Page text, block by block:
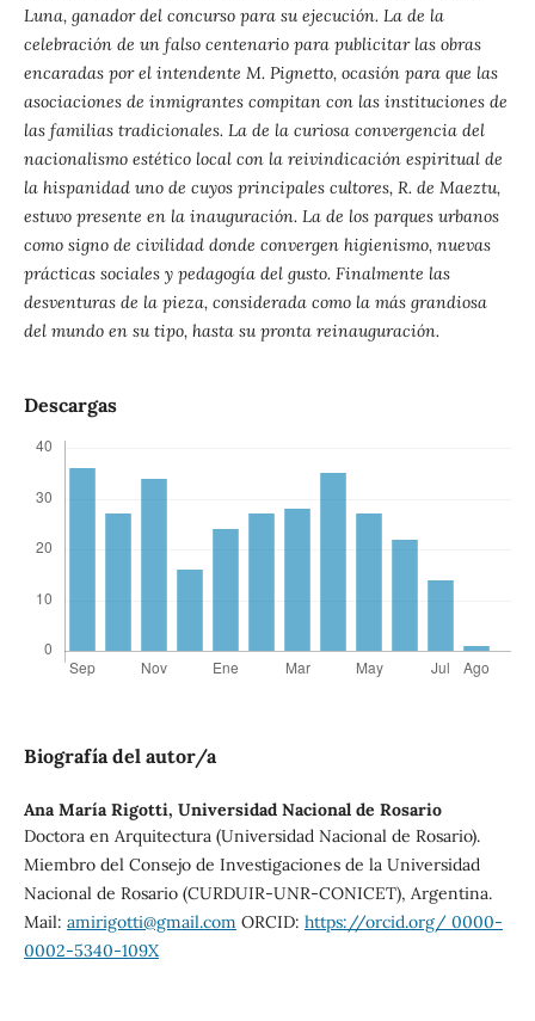
Luna, ganador del concurso para su ejecución. La de la
celebración de un falso centenario para publicitar las obras
encaradas por el intendente M. Pignetto, ocasión para que las
asociaciones de inmigrantes compitan con las instituciones de
las familias tradicionales. La de la curiosa convergencia del
nacionalismo estético local con la reivindicación espiritual de
la hispanidad uno de cuyos principales cultores, R. de Maeztu,
estuvo presente en la inauguración. La de los parques urbanos
como signo de civilidad donde convergen higienismo, nuevas
prácticas sociales y pedagogía del gusto. Finalmente las
desventuras de la pieza, considerada como la más grandiosa
del mundo en su tipo, hasta su pronta reinauguración.
Descargas
Biografía del autor/a
Ana María Rigotti, Universidad Nacional de Rosario
Doctora en Arquitectura (Universidad Nacional de Rosario).
Miembro del Consejo de Investigaciones de la Universidad
Nacional de Rosario (CURDUIR-UNR-CONICET), Argentina.
Mail: amirigotti@gmail.com ORCID: https://orcid.org/ 0000-
0002-5340-109X